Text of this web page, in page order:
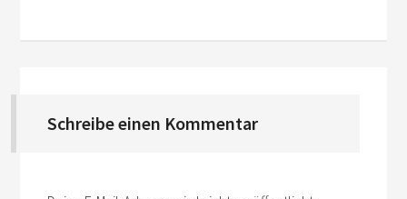
Schreibe einen Kommentar